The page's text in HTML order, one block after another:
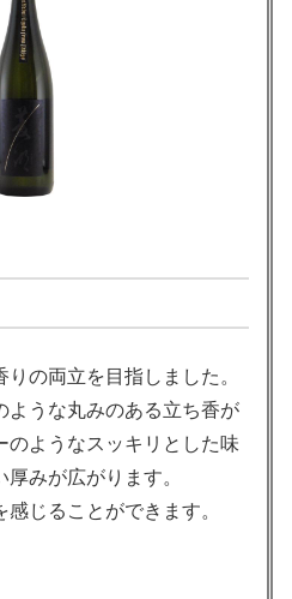
の両立を目指しました。
ような丸みのある立ち香が
のようなスッキリとした味
みが広がります。
じることができます。